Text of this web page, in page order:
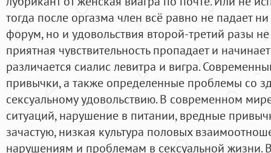
тогда после оргазма член всё равно не падает
форум, но и удовольствия второй-третий разы
приятная чувствительность пропадает и
различается сиалис левитра и вигра.
привычки, а также определенные проблемы со
сексуальному удовольствию. В современном
ситуаций, нарушение в питании, вредные
зачастую, низкая культура половых
нарушениям и проблемам в сексуальной жизни.